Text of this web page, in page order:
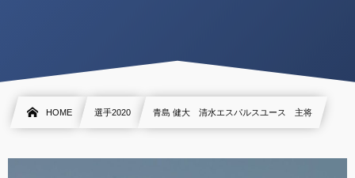
HOME 選手2020 青島 健大 清水エスパルスユース 主将